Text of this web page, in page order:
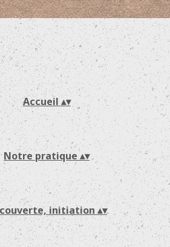
Accueil ▴▾
Notre pratique ▴▾
initiation ▴▾